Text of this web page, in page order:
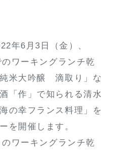
年6月3日（金）、
ワーキングランチ乾
米大吟醸 滴取り」な
「作」で知られる清水
の幸フランス料理」を
を開催します。
ワーキングランチ乾